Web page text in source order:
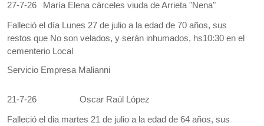
27-7-26 María Elena cárceles viuda de Arrieta "Nena"
Falleció el día Lunes 27 de julio a la edad de 70 años, sus
restos que No son velados, y serán inhumados, hs10:30 en el
cementerio Local
Servicio Empresa Malianni
21-7-26 Oscar Raúl López
Falleció el dia martes 21 de julio a la edad de 64 años, sus